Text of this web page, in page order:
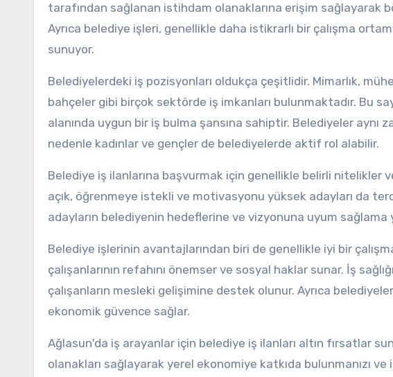
tarafından sağlanan istihdam olanaklarına erişim sağlayarak
Ayrıca belediye işleri, genellikle daha istikrarlı bir çalışma
sunuyor.
Belediyelerdeki iş pozisyonları oldukça çeşitlidir. Mimarlık,
bahçeler gibi birçok sektörde iş imkanları bulunmaktadır. Bu
alanında uygun bir iş bulma şansına sahiptir. Belediyeler
nedenle kadınlar ve gençler de belediyelerde aktif rol alabilir.
Belediye iş ilanlarına başvurmak için genellikle belirli nitelikler
açık, öğrenmeye istekli ve motivasyonu yüksek adayları da
adayların belediyenin hedeflerine ve vizyonuna uyum sağlama
Belediye işlerinin avantajlarından biri de genellikle iyi bir
çalışanlarının refahını önemser ve sosyal haklar sunar. İş
çalışanların mesleki gelişimine destek olunur. Ayrıca
ekonomik güvence sağlar.
Ağlasun'da iş arayanlar için belediye iş ilanları altın fırsatlar
olanakları sağlayarak yerel ekonomiye katkıda bulunmanızı ve